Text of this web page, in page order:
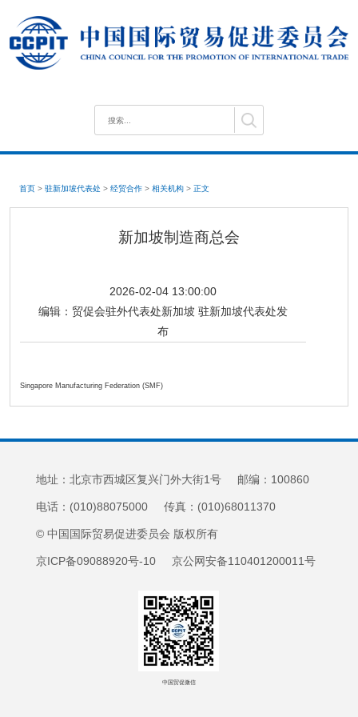
首页 > 驻新加坡代表处 > 经贸合作 > 相关机构 > 正文
新加坡制造商总会
2026-02-04 13:00:00
编辑： 贸促会驻外代表处新加坡 驻新加坡代表处发
布
Singapore Manufacturing Federation (SMF)
地址：北京市西城区复兴门外大街1号 邮编：100860
电话：(010)88075000 传真：(010)68011370
© 中国国际贸易促进委员会 版权所有
京ICP备09088920号-10 京公网安备110401200011号
中国贸促微信